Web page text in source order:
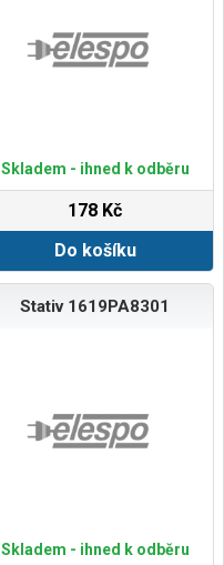
Skladem - ihned k odběru
178 Kč
Do košíku
Stativ 1619PA8301
Skladem - ihned k odběru